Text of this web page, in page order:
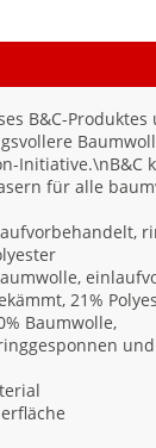
B&C-
Initiative.\nB&C
für alle
21%
Baumwolle,
und